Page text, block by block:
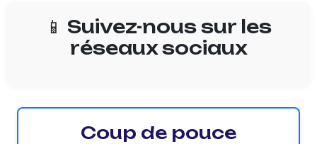
📱 Suivez-nous sur les
réseaux sociaux
Coup de pouce